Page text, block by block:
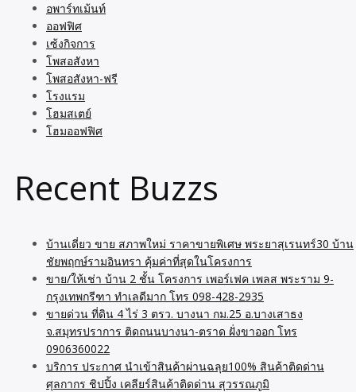
อพาร์ทเม้นท์
ออฟฟิศ
เซ้งกิจการ
โพสอสังหา
โพสอสังหา-ฟรี
โรงแรม
โฮมสเตย์
โฮมออฟฟิศ
Recent Buzzs
บ้านเดี่ยว ขาย สภาพใหม่ ราคาขายพิเศษ พระยาสุเรนทร์30 บ้าน
ชัยพฤกษ์รามอินทรา คุ้มค่าที่สุดในโครงการ
ขาย/ให้เช่า บ้าน 2 ชั้น โครงการ เพอร์เฟค เพลส พระราม 9-
กรุงเทพกรีฑา ทำเลดีมาก โทร 098-428-2935
ขายด่วน ที่ดิน 4 ไร่ 3 ตรว. บางนา กม.25 อ.บางเสาธง
จ.สมุทรปราการ ติดถนนบางนา-ตราด ฝั่งขาออก โทร
0906360022
บริการ ประกาศ นำเข้าสินค้าผ่านฉลุย100% สินค้าติดด่าน
ศุลกากร ชิปปิ้ง เคลียร์สินค้าติดด่าน สุวรรณภูมิ